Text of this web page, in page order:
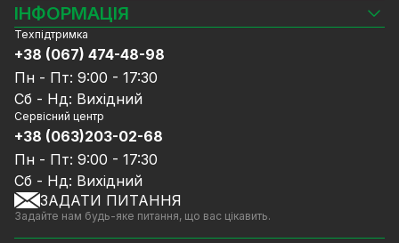
Камери відеоспостереження
Відеореєстратори
Комплекти відеоспостереження
СКУД
Джерела живлення
Мережеве обладнання
Ноутбуки та комп'ютери
Аксесуари
Акції
Знижені в ціні товари
GreenVision знижки
ІНФОРМАЦІЯ
Блог
Доставка та оплата
Гарантія та Сервісне обслуговування
Політика конфіденційності
Договір публічної оферти
Співпраця
Послуги
Калькулятор розрахунку обсягу HDD
Техпідтримка
+38 (067) 474-48-98
Пн - Пт: 9:00 - 17:30
Сб - Нд: Вихідний
Сервісний центр
+38 (063)203-02-68
Пн - Пт: 9:00 - 17:30
Сб - Нд: Вихідний
ЗАДАТИ ПИТАННЯ
Задайте нам будь-яке питання, що вас цікавить.